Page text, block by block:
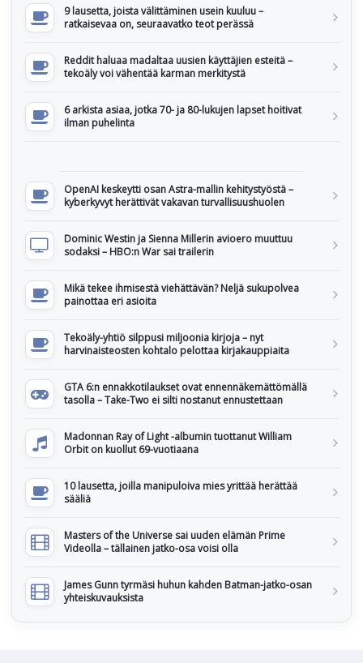
9 lausetta, joista välittäminen usein kuuluu –
ratkaisevaa on, seuraavatko teot perässä
Reddit haluaa madaltaa uusien käyttäjien esteitä –
tekoäly voi vähentää karman merkitystä
6 arkista asiaa, jotka 70- ja 80-lukujen lapset hoitivat
ilman puhelinta
OpenAI keskeytti osan Astra-mallin kehitystyöstä –
kyberkyvyt herättivät vakavan turvallisuushuolen
Dominic Westin ja Sienna Millerin avioero muuttuu
sodaksi – HBO:n War sai trailerin
Mikä tekee ihmisestä viehättävän? Neljä sukupolvea
painottaa eri asioita
Tekoäly-yhtiö silppusi miljoonia kirjoja – nyt
harvinaisteosten kohtalo pelottaa kirjakauppiaita
GTA 6:n ennakkotilaukset ovat ennennäkemättömällä
tasolla – Take-Two ei silti nostanut ennustettaan
Madonnan Ray of Light -albumin tuottanut William
Orbit on kuollut 69-vuotiaana
10 lausetta, joilla manipuloiva mies yrittää herättää
sääliä
Masters of the Universe sai uuden elämän Prime
Videolla – tällainen jatko-osa voisi olla
James Gunn tyrmäsi huhun kahden Batman-jatko-osan
yhteiskuvauksista